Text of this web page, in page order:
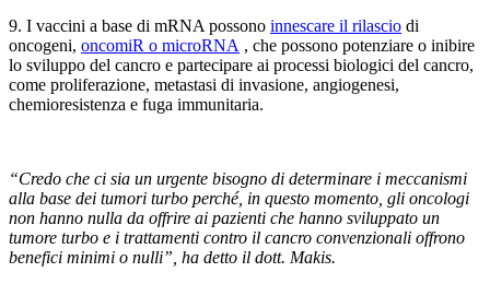
9. I vaccini a base di mRNA possono innescare il rilascio di
oncogeni, oncomiR o microRNA , che possono potenziare o inibire
lo sviluppo del cancro e partecipare ai processi biologici del cancro,
come proliferazione, metastasi di invasione, angiogenesi,
chemioresistenza e fuga immunitaria.
“Credo che ci sia un urgente bisogno di determinare i meccanismi
alla base dei tumori turbo perché, in questo momento, gli oncologi
non hanno nulla da offrire ai pazienti che hanno sviluppato un
tumore turbo e i trattamenti contro il cancro convenzionali offrono
benefici minimi o nulli”, ha detto il dott. Makis.